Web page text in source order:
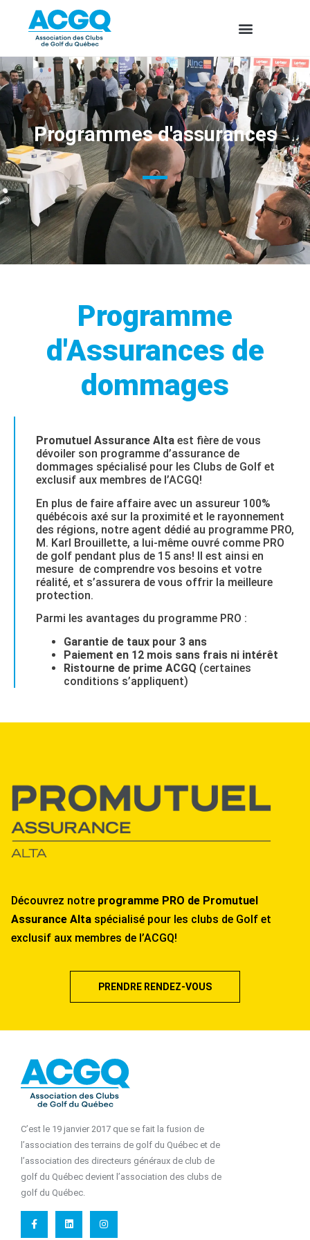
Programmes d'assurances
Programme
d'Assurances de
dommages
Promutuel Assurance Alta est fière de vous
dévoiler son programme d’assurance de
dommages spécialisé pour les Clubs de Golf et
exclusif aux membres de l’ACGQ!
En plus de faire affaire avec un assureur 100%
québécois axé sur la proximité et le rayonnement
des régions, notre agent dédié au programme PRO,
M. Karl Brouillette, a lui-même ouvré comme PRO
de golf pendant plus de 15 ans! Il est ainsi en
mesure de comprendre vos besoins et votre
réalité, et s’assurera de vous offrir la meilleure
protection.
Parmi les avantages du programme PRO :
Garantie de taux pour 3 ans
Paiement en 12 mois sans frais ni intérêt
Ristourne de prime ACGQ (certaines
conditions s’appliquent)
Découvrez notre programme PRO de Promutuel
Assurance Alta spécialisé pour les clubs de Golf et
exclusif aux membres de l’ACGQ!
PRENDRE RENDEZ-VOUS
C’est le 19 janvier 2017 que se fait la fusion de
l’association des terrains de golf du Québec et de
l’association des directeurs généraux de club de
golf du Québec devient l’association des clubs de
golf du Québec.